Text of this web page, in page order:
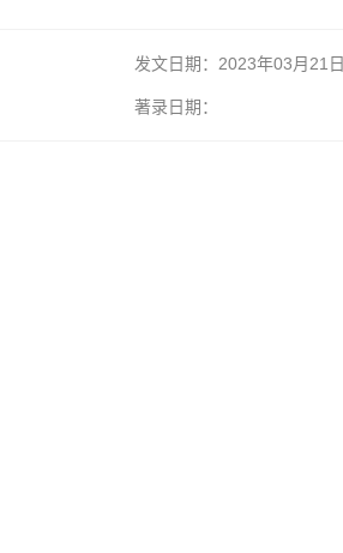
发文日期：2023年03月21日
著录日期：